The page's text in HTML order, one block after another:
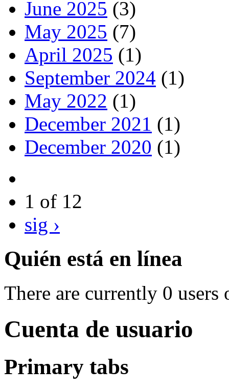
June 2025 (3)
May 2025 (7)
April 2025 (1)
September 2024 (1)
May 2022 (1)
December 2021 (1)
December 2020 (1)
1 of 12
sig ›
Quién está en línea
There are currently 0 users
Cuenta de usuario
Primary tabs